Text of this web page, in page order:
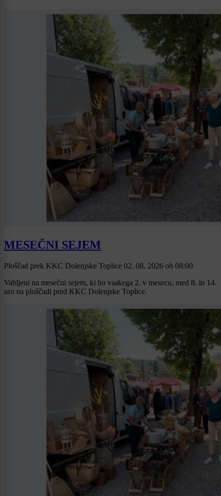
MESEČNI SEJEM
Ploščad prek KKC Dolenjske Toplice 02. 08. 2026 ob 08:00
Vabljeni na mesečni sejem, ki bo vsakega 2. v mesecu, med 8. in 14.
uro na ploščadi pred KKC Dolenjske Toplice.